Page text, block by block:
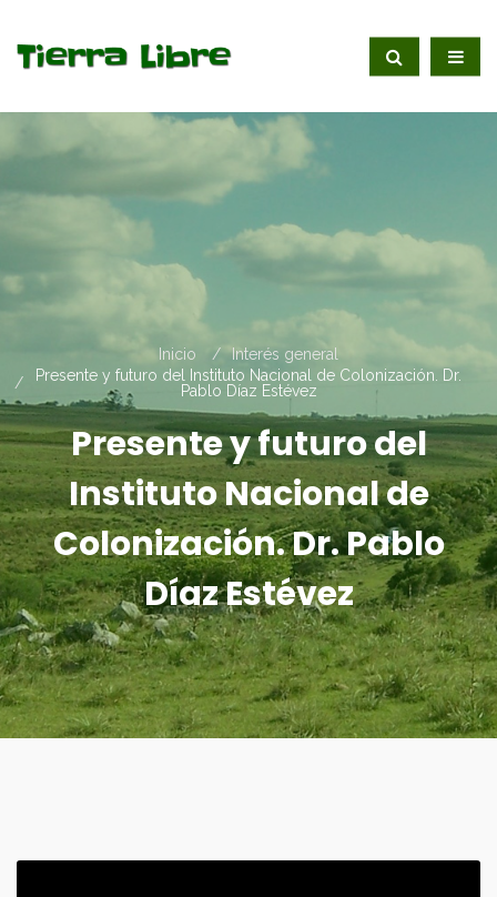
Inicio
Interés general
Presente y futuro del Instituto Nacional de Colonización. Dr.
Pablo Díaz Estévez
Presente y futuro del
Instituto Nacional de
Colonización. Dr. Pablo
Díaz Estévez